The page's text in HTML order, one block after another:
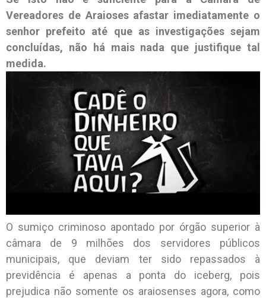
Vereadores de Araioses afastar imediatamente o
senhor prefeito até que as investigações sejam
concluídas, não há mais nada que justifique tal
medida.
O sumiço criminoso apontado por órgão superior à
câmara de 9 milhões dos servidores públicos
municipais, que deviam ter sido repassados à
previdência é apenas a ponta do iceberg, pois
prejudica não somente os araiosenses agora, como